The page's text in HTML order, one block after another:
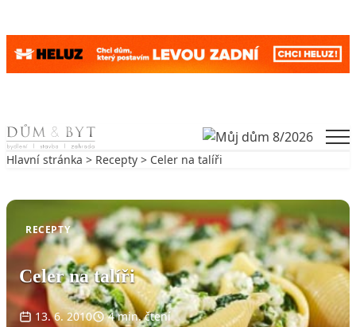
Skip to content
Hlavní stránka > Recepty > Celer na talíři
RECEPTY
Celer na talíři
13. 6. 2010 4 min. čtení